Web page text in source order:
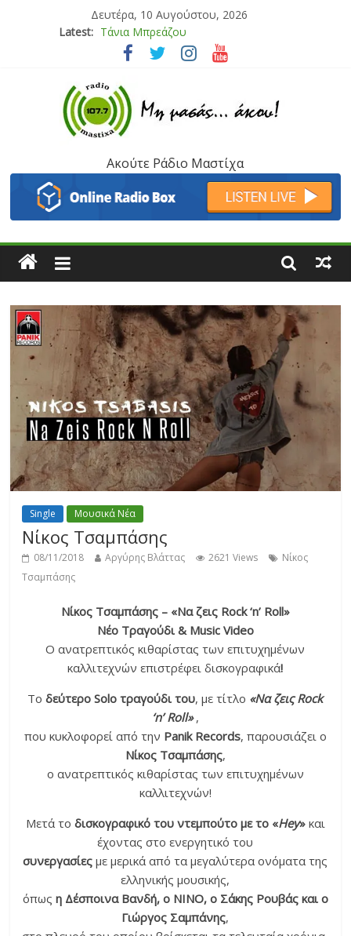
Δευτέρα, 10 Αυγούστου, 2026
Latest: Bliss
Μάνος Τρυπιάς & Γιώργος Στρατάκης
Ιορδάνης Αγαπητός
Μαριάννα Μασάδη
Τάνια Μπρεάζου
Ακούτε Ράδιο Μαστίχα
Single Μουσικά Νέα
Νίκος Τσαμπάσης
08/11/2018 Αργύρης Βλάττας 2621 Views
Νίκος
Τσαμπάσης
Νίκος Τσαμπάσης – «Να ζεις Rock ‘n’ Roll»
Νέο Tραγούδι & Μusic Video
Ο ανατρεπτικός κιθαρίστας των επιτυχημένων
καλλιτεχνών επιστρέφει δισκογραφικά!
Τοδεύτερο Solo τραγούδι του, με τίτλο «Να ζεις Rock
‘n’ Roll» ,
που κυκλοφορεί από την Panik Records, παρουσιάζει ο
Νίκος Τσαμπάσης,
ο ανατρεπτικός κιθαρίστας των επιτυχημένων
καλλιτεχνών!
Μετά το δισκογραφικό του ντεμπούτο με το «Hey» και
έχοντας στο ενεργητικό του
συνεργασίεςμε μερικά από τα μεγαλύτερα ονόματα της
ελληνικής μουσικής,
όπως η Δέσποινα Βανδή, ο ΝΙΝΟ, ο Σάκης Ρουβάς και ο
Γιώργος Σαμπάνης,